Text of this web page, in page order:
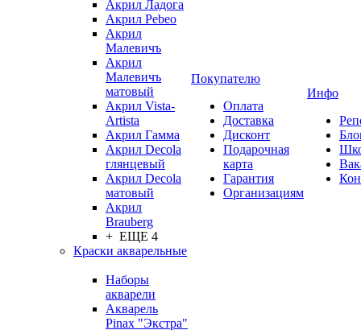
Акрил Ладога
Акрил Pebeo
Акрил
Малевичъ
Акрил
Малевичъ
матовый
Акрил Vista-
Artista
Акрил Гамма
Акрил Decola
глянцевый
Акрил Decola
матовый
Акрил
Brauberg
+ ЕЩЕ 4
Краски акварельные
Наборы
акварели
Акварель
Pinax "Экстра"
Покупателю
Оплата
Доставка
Дисконт
Подарочная
карта
Гарантия
Организациям
Инфо